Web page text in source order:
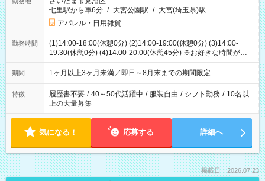
七里駅から車6分 / 大宮公園駅 / 大宮(埼玉県)駅
アパレル・日用雑貨
勤務時間
(1)14:00-18:00(休憩0分) (2)14:00-19:00(休憩0分) (3)14:00-
19:30(休憩0分) (4)14:00-20:00(休憩45分) ※お好きな時間が選べ
ます
期間 1ヶ月以上3ヶ月未満／即日～8月末までの期間限定
特徴 履歴書不要 / 40～50代活躍中 / 服装自由 / シフト勤務 / 10名以
上の大量募集
気になる！ 応募する 詳細へ
掲載日：2026.07.23